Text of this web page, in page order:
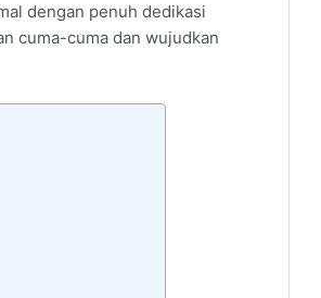
dengan penuh dedikasi
cuma-cuma dan wujudkan